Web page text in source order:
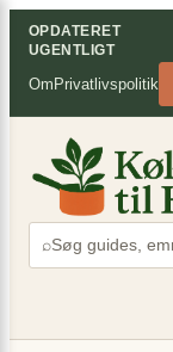
Spring
indhold
OPDATERET
UGENTLIGT
Om Privatlivspolitik
⌕